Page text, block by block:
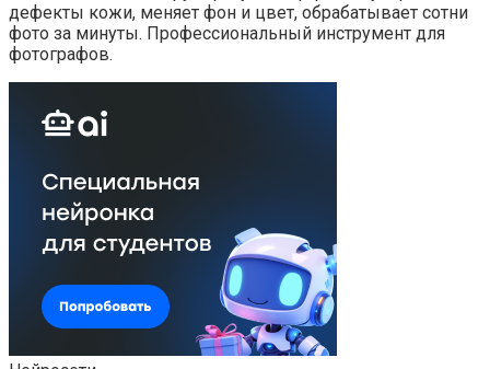
дефекты кожи, меняет фон и цвет, обрабатывает сотни
фото за минуты. Профессиональный инструмент для
фотографов.